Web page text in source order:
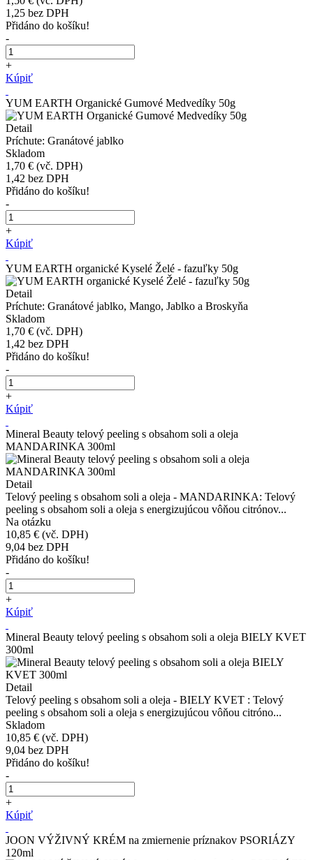
1,25 bez DPH
Přidáno do košíku!
-
+
Kúpiť
YUM EARTH Organické Gumové Medvedíky 50g
Detail
Príchute: Granátové jablko
Skladom
1,70 € (vč. DPH)
1,42 bez DPH
Přidáno do košíku!
-
+
Kúpiť
YUM EARTH organické Kyselé Želé - fazuľky 50g
Detail
Príchute: Granátové jablko, Mango, Jablko a Broskyňa
Skladom
1,70 € (vč. DPH)
1,42 bez DPH
Přidáno do košíku!
-
+
Kúpiť
Mineral Beauty telový peeling s obsahom soli a oleja
MANDARINKA 300ml
Detail
Telový peeling s obsahom soli a oleja - MANDARINKA: Telový
peeling s obsahom soli a oleja s energizujúcou vôňou citrónov...
Na otázku
10,85 € (vč. DPH)
9,04 bez DPH
Přidáno do košíku!
-
+
Kúpiť
Mineral Beauty telový peeling s obsahom soli a oleja BIELY KVET
300ml
Detail
Telový peeling s obsahom soli a oleja - BIELY KVET : Telový
peeling s obsahom soli a oleja s energizujúcou vôňou citróno...
Skladom
10,85 € (vč. DPH)
9,04 bez DPH
Přidáno do košíku!
-
+
Kúpiť
JOON VÝŽIVNÝ KRÉM na zmiernenie príznakov PSORIÁZY
120ml